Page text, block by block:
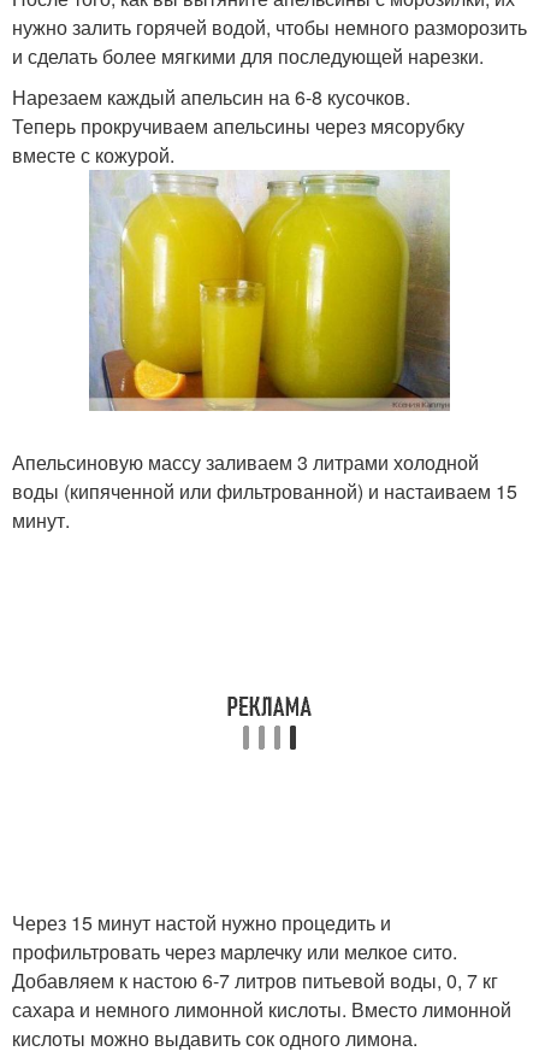
нужно залить горячей водой, чтобы немного разморозить
и сделать более мягкими для последующей нарезки.
Нарезаем каждый апельсин на 6-8 кусочков.
Теперь прокручиваем апельсины через мясорубку
вместе с кожурой.
Апельсиновую массу заливаем 3 литрами холодной
воды (кипяченной или фильтрованной) и настаиваем 15
минут.
Через 15 минут настой нужно процедить и
профильтровать через марлечку или мелкое сито.
Добавляем к настою 6-7 литров питьевой воды, 0, 7 кг
сахара и немного лимонной кислоты. Вместо лимонной
кислоты можно выдавить сок одного лимона.